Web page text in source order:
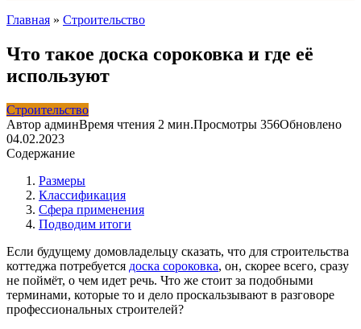
Главная » Строительство
Что такое доска сороковка и где её
используют
Строительство
Автор админВремя чтения 2 мин.Просмотры 356Обновлено
04.02.2023
Содержание
Размеры
Классификация
Сфера применения
Подводим итоги
Если будущему домовладельцу сказать, что для строительства
коттеджа потребуется доска сороковка, он, скорее всего, сразу
не поймёт, о чем идет речь. Что же стоит за подобными
терминами, которые то и дело проскальзывают в разговоре
профессиональных строителей?